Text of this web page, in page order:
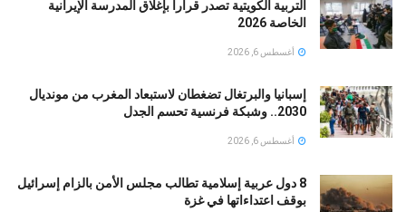
التربية الكويتية تصدر قرارا بإغلاق المدرسة الإيرانية
الخاصة 2026
أغسطس 6, 2026
إسبانيا والبرتغال تضغطان لاستبعاد المغرب من مونديال
2030.. وشبكة فرنسية تحسم الجدل
أغسطس 6, 2026
8 دول عربية إسلامية تطالب مجلس الأمن بالزام إسرائيل
بوقف اعتداءاتها في غزة